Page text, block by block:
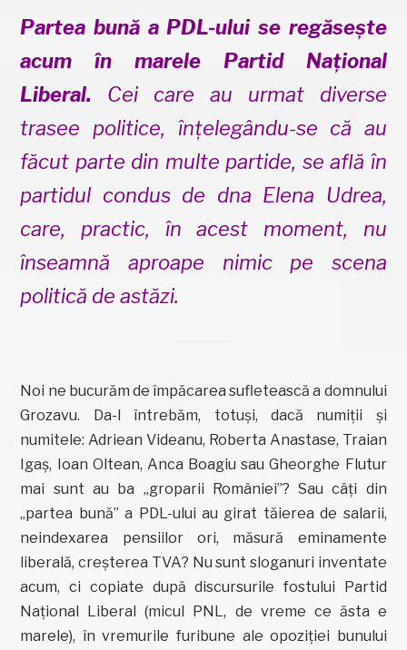
Partea bună a PDL-ului se regăsește
acum în marele Partid Național
Liberal. Cei care au urmat diverse
trasee politice, înțelegându-se că au
făcut parte din multe partide, se află în
partidul condus de dna Elena Udrea,
care, practic, în acest moment, nu
înseamnă aproape nimic pe scena
politică de astăzi.
Noi ne bucurăm de împăcarea sufletească a domnului
Grozavu. Da-l întrebăm, totuși, dacă numiții și
numitele: Adriean Videanu, Roberta Anastase, Traian
Igaș, Ioan Oltean, Anca Boagiu sau Gheorghe Flutur
mai sunt au ba „groparii României”? Sau câți din
„partea bună” a PDL-ului au girat tăierea de salarii,
neindexarea pensiilor ori, măsură eminamente
liberală, creșterea TVA? Nu sunt sloganuri inventate
acum, ci copiate după discursurile fostului Partid
Național Liberal (micul PNL, de vreme ce ăsta e
marele), în vremurile furibune ale opoziției bunului